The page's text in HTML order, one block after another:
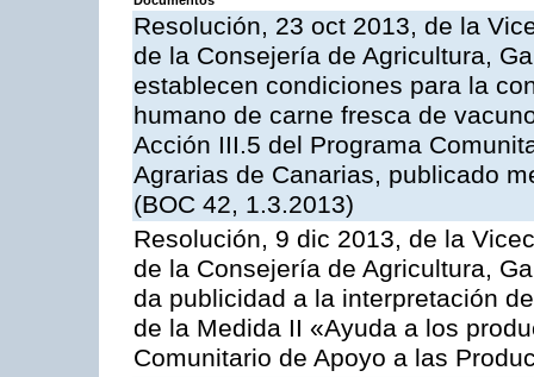
Resolución, 23 oct 2013, de la
de la Consejería de Agricultura,
establecen condiciones para la
humano de carne fresca de
Acción III.5 del Programa
Agrarias de Canarias, publicado
(BOC 42, 1.3.2013)
Resolución, 9 dic 2013, de la
de la Consejería de Agricultura,
da publicidad a la interpretación
de la Medida II «Ayuda a los
Comunitario de Apoyo a las